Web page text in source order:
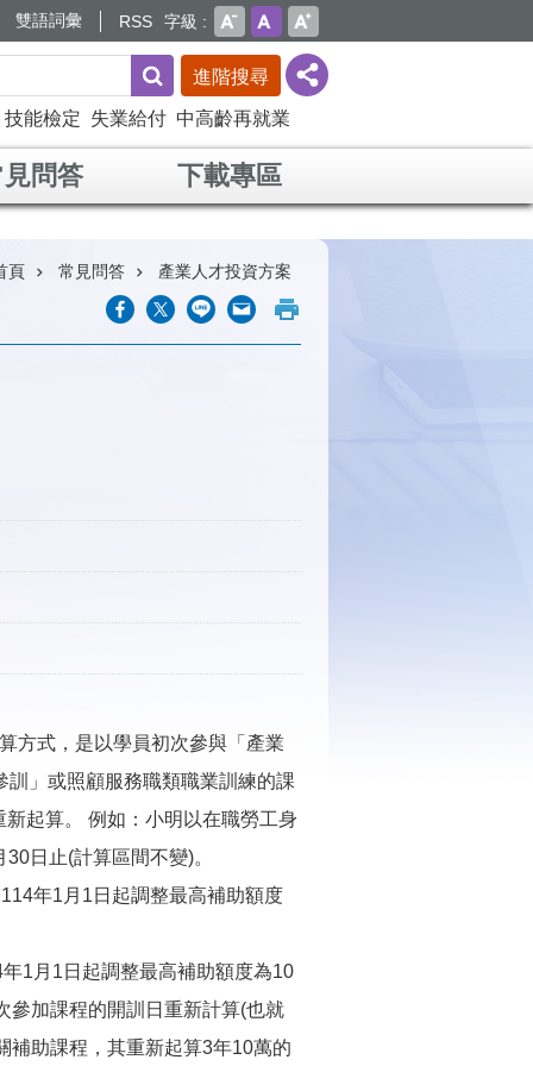
雙語詞彙 RSS 字級
進階搜尋
技能檢定 失業給付 中高齡再就業
問答 下載專區
頁 常見問答 產業人才投資方案
方式，是以學員初次參與「產業
」或照顧服務職類職業訓練的課
起算。 例如：小明以在職勞工身
日止(計算區間不變)。
年1月1日起調整最高補助額度
1月1日起調整最高補助額度為10
參加課程的開訓日重新計算(也就
補助課程，其重新起算3年10萬的